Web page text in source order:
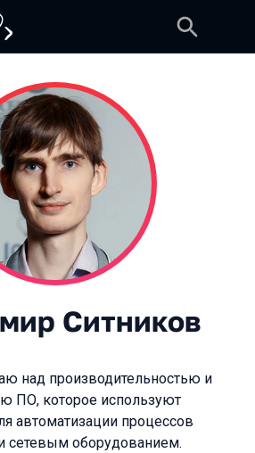
Ситников
над производительностью и
ПО, которое используют
автоматизации процессов
сетевым оборудованием.